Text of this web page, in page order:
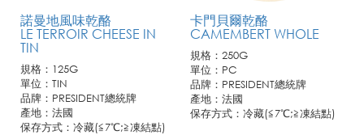
諾曼地風味乾酪
LE TERROIR CHEESE IN
TIN
規格：125G
單位：TIN
品牌：PRESIDENT總統牌
產地：法國
保存方式：冷藏(≦7℃;≧凍結點)
卡門貝爾乾酪
CAMEMBERT WHOLE
規格：250G
單位：PC
品牌：PRESIDENT總統牌
產地：法國
保存方式：冷藏(≦7℃;≧凍結點)